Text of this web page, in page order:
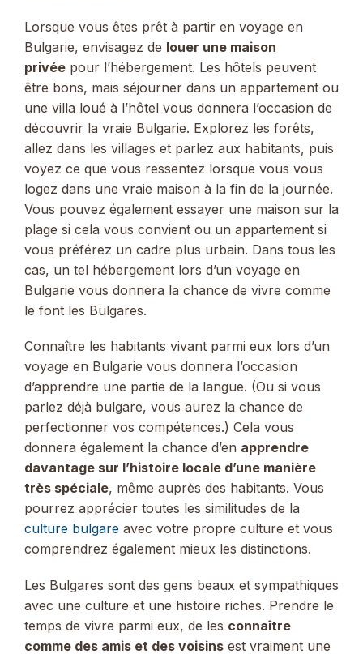
Lorsque vous êtes prêt à partir en voyage en
Bulgarie, envisagez de louer une maison
privée pour l’hébergement. Les hôtels peuvent
être bons, mais séjourner dans un appartement ou
une villa loué à l’hôtel vous donnera l’occasion de
découvrir la vraie Bulgarie. Explorez les forêts,
allez dans les villages et parlez aux habitants, puis
voyez ce que vous ressentez lorsque vous vous
logez dans une vraie maison à la fin de la journée.
Vous pouvez également essayer une maison sur la
plage si cela vous convient ou un appartement si
vous préférez un cadre plus urbain. Dans tous les
cas, un tel hébergement lors d’un voyage en
Bulgarie vous donnera la chance de vivre comme
le font les Bulgares.
Connaître les habitants vivant parmi eux lors d’un
voyage en Bulgarie vous donnera l’occasion
d’apprendre une partie de la langue. (Ou si vous
parlez déjà bulgare, vous aurez la chance de
perfectionner vos compétences.) Cela vous
donnera également la chance d’en apprendre
davantage sur l’histoire locale d’une manière
très spéciale, même auprès des habitants. Vous
pourrez apprécier toutes les similitudes de la
culture bulgare avec votre propre culture et vous
comprendrez également mieux les distinctions.
Les Bulgares sont des gens beaux et sympathiques
avec une culture et une histoire riches. Prendre le
temps de vivre parmi eux, de les connaître
comme des amis et des voisins est vraiment une